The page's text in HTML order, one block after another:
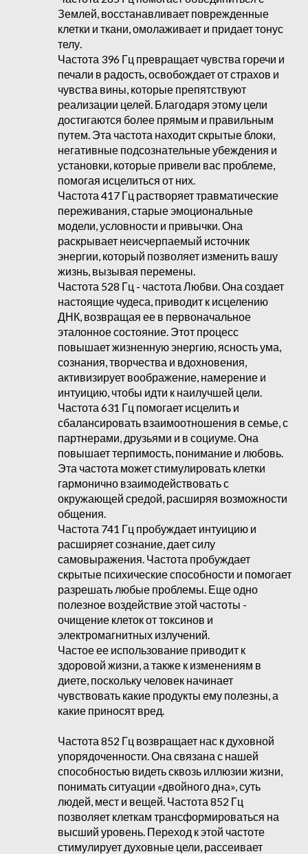
Землей, восстанавливает поврежденные
клетки и ткани, омолаживает и придает тонус
телу.
Частота 396 Гц превращает чувства горечи и
печали в радость, освобождает от страхов и
чувства вины, которые препятствуют
реализации целей. Благодаря этому цели
достигаются более прямым и правильным
путем. Эта частота находит скрытые блоки,
негативные подсознательные убеждения и
установки, которые привели вас проблеме,
помогая исцелиться от них.
Частота 417 Гц растворяет травматические
переживания, старые эмоциональные
модели, условности и привычки. Она
раскрывает неисчерпаемый источник
энергии, который позволяет изменить вашу
жизнь, вызывая перемены.
Частота 528 Гц - частота Любви. Она создает
настоящие чудеса, приводит к исцелению
ДНК, возвращая ее в первоначальное
эталонное состояние. Этот процесс
повышает жизненную энергию, ясность ума,
сознания, творчества и вдохновения,
активизирует воображение, намерение и
интуицию, чтобы идти к наилучшей цели.
Частота 631 Гц помогает исцелить и
сбалансировать взаимоотношения в семье, с
партнерами, друзьями и в социуме. Она
повышает терпимость, понимание и любовь.
Эта частота может стимулировать клетки
гармонично взаимодействовать с
окружающей средой, расширяя возможности
общения.
Частота 741 Гц пробуждает интуицию и
расширяет сознание, дает силу
самовыражения. Частота пробуждает
скрытые психические способности и помогает
разрешать любые проблемы. Еще одно
полезное воздействие этой частоты -
очищение клеток от токсинов и
электромагнитных излучений.
Частое ее использование приводит к
здоровой жизни, а также к изменениям в
диете, поскольку человек начинает
чувствовать какие продукты ему полезны, а
какие приносят вред.
Частота 852 Гц возвращает нас к духовной
упорядоченности. Она связана с нашей
способностью видеть сквозь иллюзии жизни,
понимать ситуации «двойного дна», суть
людей, мест и вещей. Частота 852 Гц
позволяет клеткам трансформироваться на
высший уровень. Переход к этой частоте
стимулирует духовные цели, рассеивает